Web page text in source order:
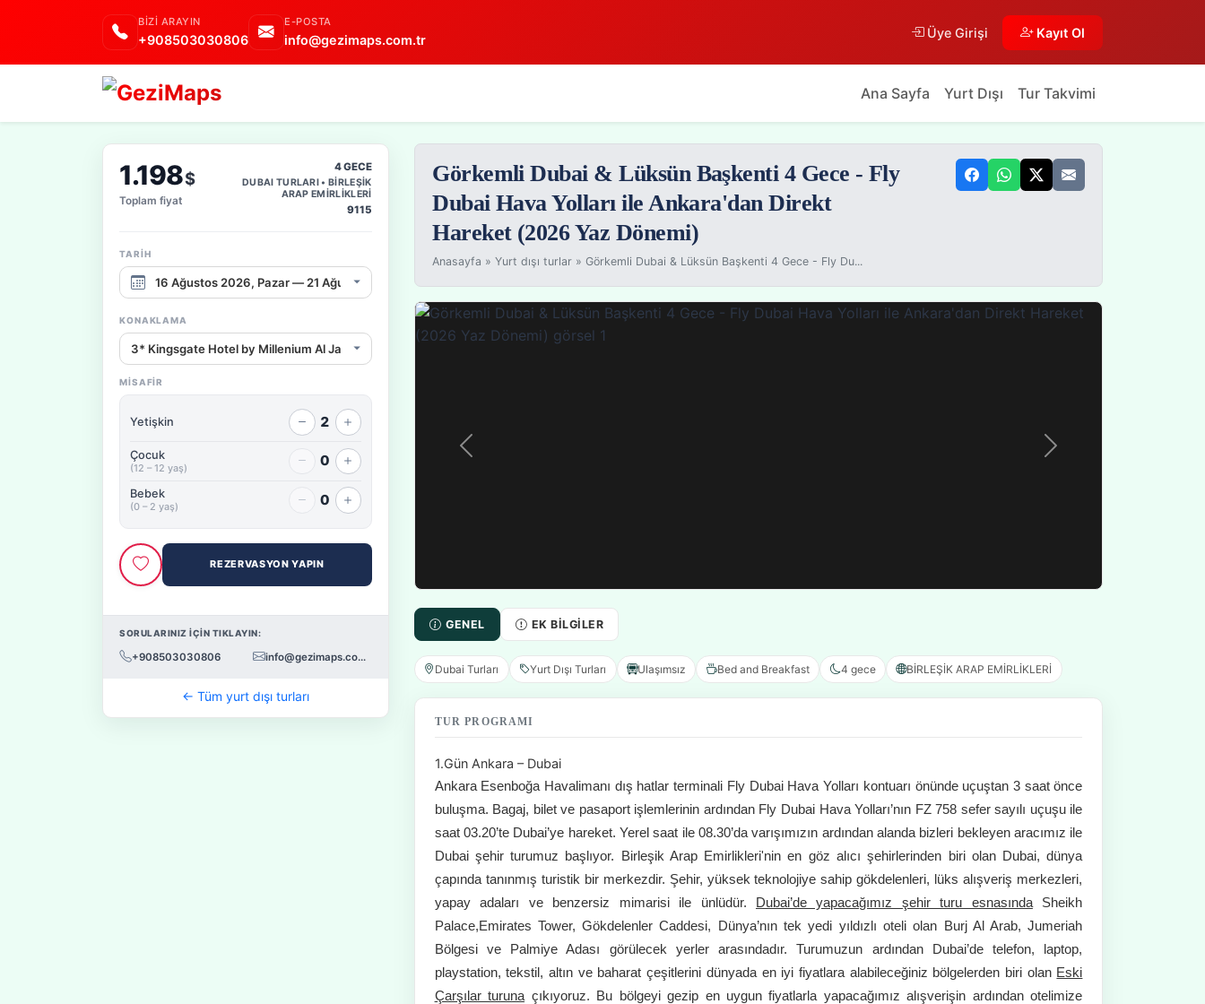
BIZI ARAYIN
+908503030806
E-POSTA
info@gezimaps.com.tr Üye Girişi Kayıt Ol
Ana Sayfa Yurt Dışı Tur Takvimi
1.198$
Toplam fiyat
4 GECE
DUBAI TURLARI • BİRLEŞİK
ARAP EMİRLİKLERİ
9115
TARIH
Çıkış tarihi aralığı
KONAKLAMA
Konaklama / fiyat seçeneği
MISAFIR
Yetişkin 2
Çocuk
(12 – 12 yaş) 0
Bebek
(0 – 2 yaş) 0
REZERVASYON YAPIN
SORULARINIZ İÇİN TIKLAYIN:
+908503030806 info@gezimaps.com.tr
← Tüm yurt dışı turları
Görkemli Dubai & Lüksün Başkenti 4 Gece - Fly
Dubai Hava Yolları ile Ankara'dan Direkt
Hareket (2026 Yaz Dönemi)
Anasayfa »Yurt dışı turlar »Görkemli Dubai & Lüksün Başkenti 4 Gece - Fly Du...
GENEL EK BILGILER
Dubai Turları Yurt Dışı Turları Ulaşımsız Bed and Breakfast 4 gece BİRLEŞİK ARAP EMİRLİKLERİ
TUR PROGRAMI
1.Gün Ankara – Dubai
Ankara Esenboğa Havalimanı dış hatlar terminali Fly Dubai Hava Yolları kontuarı önünde uçuştan 3 saat önce
buluşma. Bagaj, bilet ve pasaport işlemlerinin ardından Fly Dubai Hava Yolları’nın FZ 758 sefer sayılı uçuşu ile
saat 03.20’te Dubai’ye hareket. Yerel saat ile 08.30’da varışımızın ardından alanda bizleri bekleyen aracımız ile
Dubai şehir turumuz başlıyor. Birleşik Arap Emirlikleri'nin en göz alıcı şehirlerinden biri olan Dubai, dünya
çapında tanınmış turistik bir merkezdir. Şehir, yüksek teknolojiye sahip gökdelenleri, lüks alışveriş merkezleri,
yapay adaları ve benzersiz mimarisi ile ünlüdür.
Dubai’de yapacağımız şehir turu esnasındaSheikh
Palace,Emirates Tower, Gökdelenler Caddesi, Dünya’nın tek yedi yıldızlı oteli olan Burj Al Arab, Jumeriah
Bölgesi ve Palmiye Adası görülecek yerler arasındadır. Turumuzun ardından Dubai’de telefon, laptop,
playstation, tekstil, altın ve baharat çeşitlerini dünyada en iyi fiyatlara alabileceğiniz bölgelerden biri olan Eski
Çarşılar turuna çıkıyoruz. Bu bölgeyi gezip en uygun fiyatlarla yapacağımız alışverişin ardından otelimize